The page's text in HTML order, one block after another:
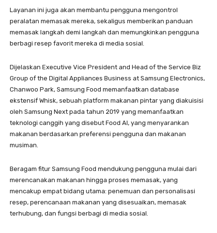
Layanan ini juga akan membantu pengguna mengontrol
peralatan memasak mereka, sekaligus memberikan panduan
memasak langkah demi langkah dan memungkinkan pengguna
berbagi resep favorit mereka di media sosial.
Dijelaskan Executive Vice President and Head of the Service Biz
Group of the Digital Appliances Business at Samsung Electronics,
Chanwoo Park, Samsung Food memanfaatkan database
ekstensif Whisk, sebuah platform makanan pintar yang diakuisisi
oleh Samsung Next pada tahun 2019 yang memanfaatkan
teknologi canggih yang disebut Food AI, yang menyarankan
makanan berdasarkan preferensi pengguna dan makanan
musiman.
Beragam fitur Samsung Food mendukung pengguna mulai dari
merencanakan makanan hingga proses memasak, yang
mencakup empat bidang utama: penemuan dan personalisasi
resep, perencanaan makanan yang disesuaikan, memasak
terhubung, dan fungsi berbagi di media sosial.